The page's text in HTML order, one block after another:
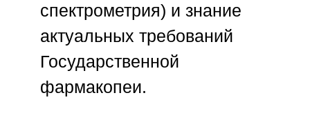
спектрометрия) и знание
актуальных требований
Государственной
фармакопеи.